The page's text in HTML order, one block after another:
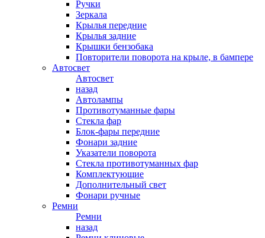
Ручки
Зеркала
Крылья передние
Крылья задние
Крышки бензобака
Повторители поворота на крыле, в бампере
Автосвет
Автосвет
назад
Автолампы
Противотуманные фары
Стекла фар
Блок-фары передние
Фонари задние
Указатели поворота
Стекла противотуманных фар
Комплектующие
Дополнительный свет
Фонари ручные
Ремни
Ремни
назад